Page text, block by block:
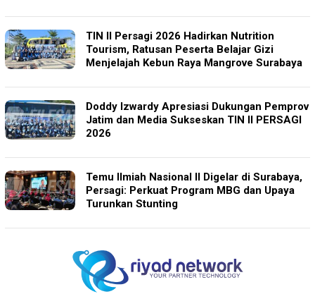
TIN II Persagi 2026 Hadirkan Nutrition
Tourism, Ratusan Peserta Belajar Gizi
Menjelajah Kebun Raya Mangrove Surabaya
Doddy Izwardy Apresiasi Dukungan Pemprov
Jatim dan Media Sukseskan TIN II PERSAGI
2026
Temu Ilmiah Nasional II Digelar di Surabaya,
Persagi: Perkuat Program MBG dan Upaya
Turunkan Stunting